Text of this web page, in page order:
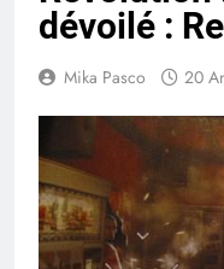
dévoilé :
Mika Pasco 20